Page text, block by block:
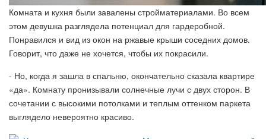
Комната и кухня были завалены стройматериалами. Во всем
этом девушка разглядела потенциал для гардеробной.
Понравился и вид из окон на ржавые крыши соседних домов.
Говорит, что даже не хочется, чтобы их покрасили.
- Но, когда я зашла в спальню, окончательно сказала квартире
«да». Комнату пронизывали солнечные лучи с двух сторон. В
сочетании с высокими потолками и теплым оттенком паркета
выглядело невероятно красиво.